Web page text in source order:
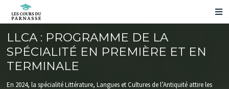
ESPACE ELÈVE
LLCA : PROGRAMME DE LA
SPÉCIALITÉ EN PREMIÈRE ET EN
TERMINALE
En 2024, la spécialité Littérature, Langues et Cultures de l’Antiquité attire les